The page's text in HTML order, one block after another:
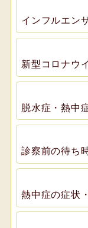
インフルエン
新型コロナウ
脱水症・熱中
診察前の待ち
熱中症の症状